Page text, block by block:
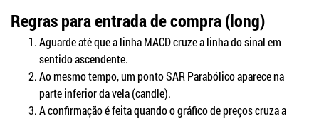
Regras para entrada de compra (long)
Aguarde até que a linha MACD cruze a linha do sinal em
sentido ascendente.
Ao mesmo tempo, um ponto SAR Parabólico aparece na
parte inferior da vela (candle).
A confirmação é feita quando o gráfico de preços cruza a